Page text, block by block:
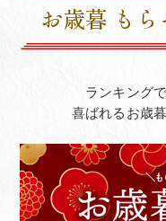
お歳暮 も
ランキング
喜ばれるお歳